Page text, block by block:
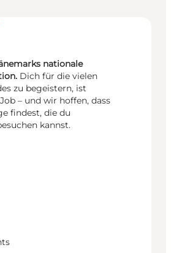
nationale
Dich für die vielen
zu begeistern, ist
– und wir hoffen, dass
findest, die du
kannst.